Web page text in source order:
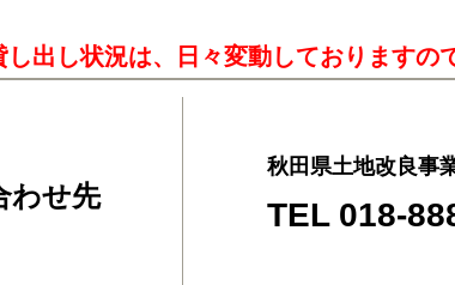
出し状況は、日々変動しておりますの
わせ先
秋田県土地改良事
TEL 018-